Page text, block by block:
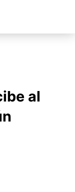
al